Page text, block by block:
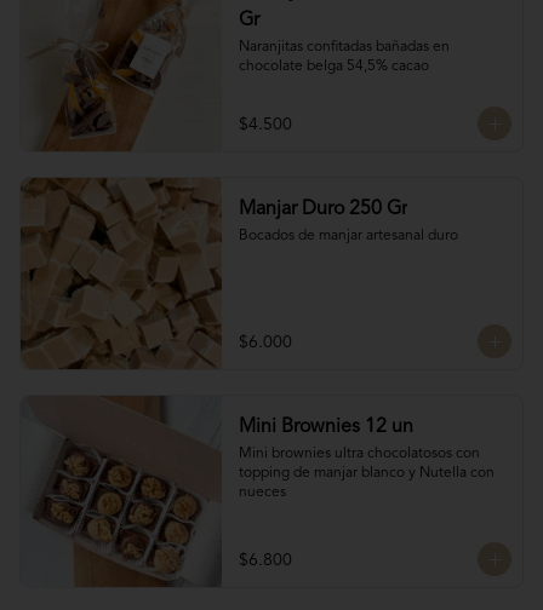
Gr
Naranjitas confitadas bañadas en
chocolate belga 54,5% cacao
$4.500
Manjar Duro 250 Gr
Bocados de manjar artesanal duro
$6.000
Mini Brownies 12 un
Mini brownies ultra chocolatosos con
topping de manjar blanco y Nutella con
nueces
$6.800